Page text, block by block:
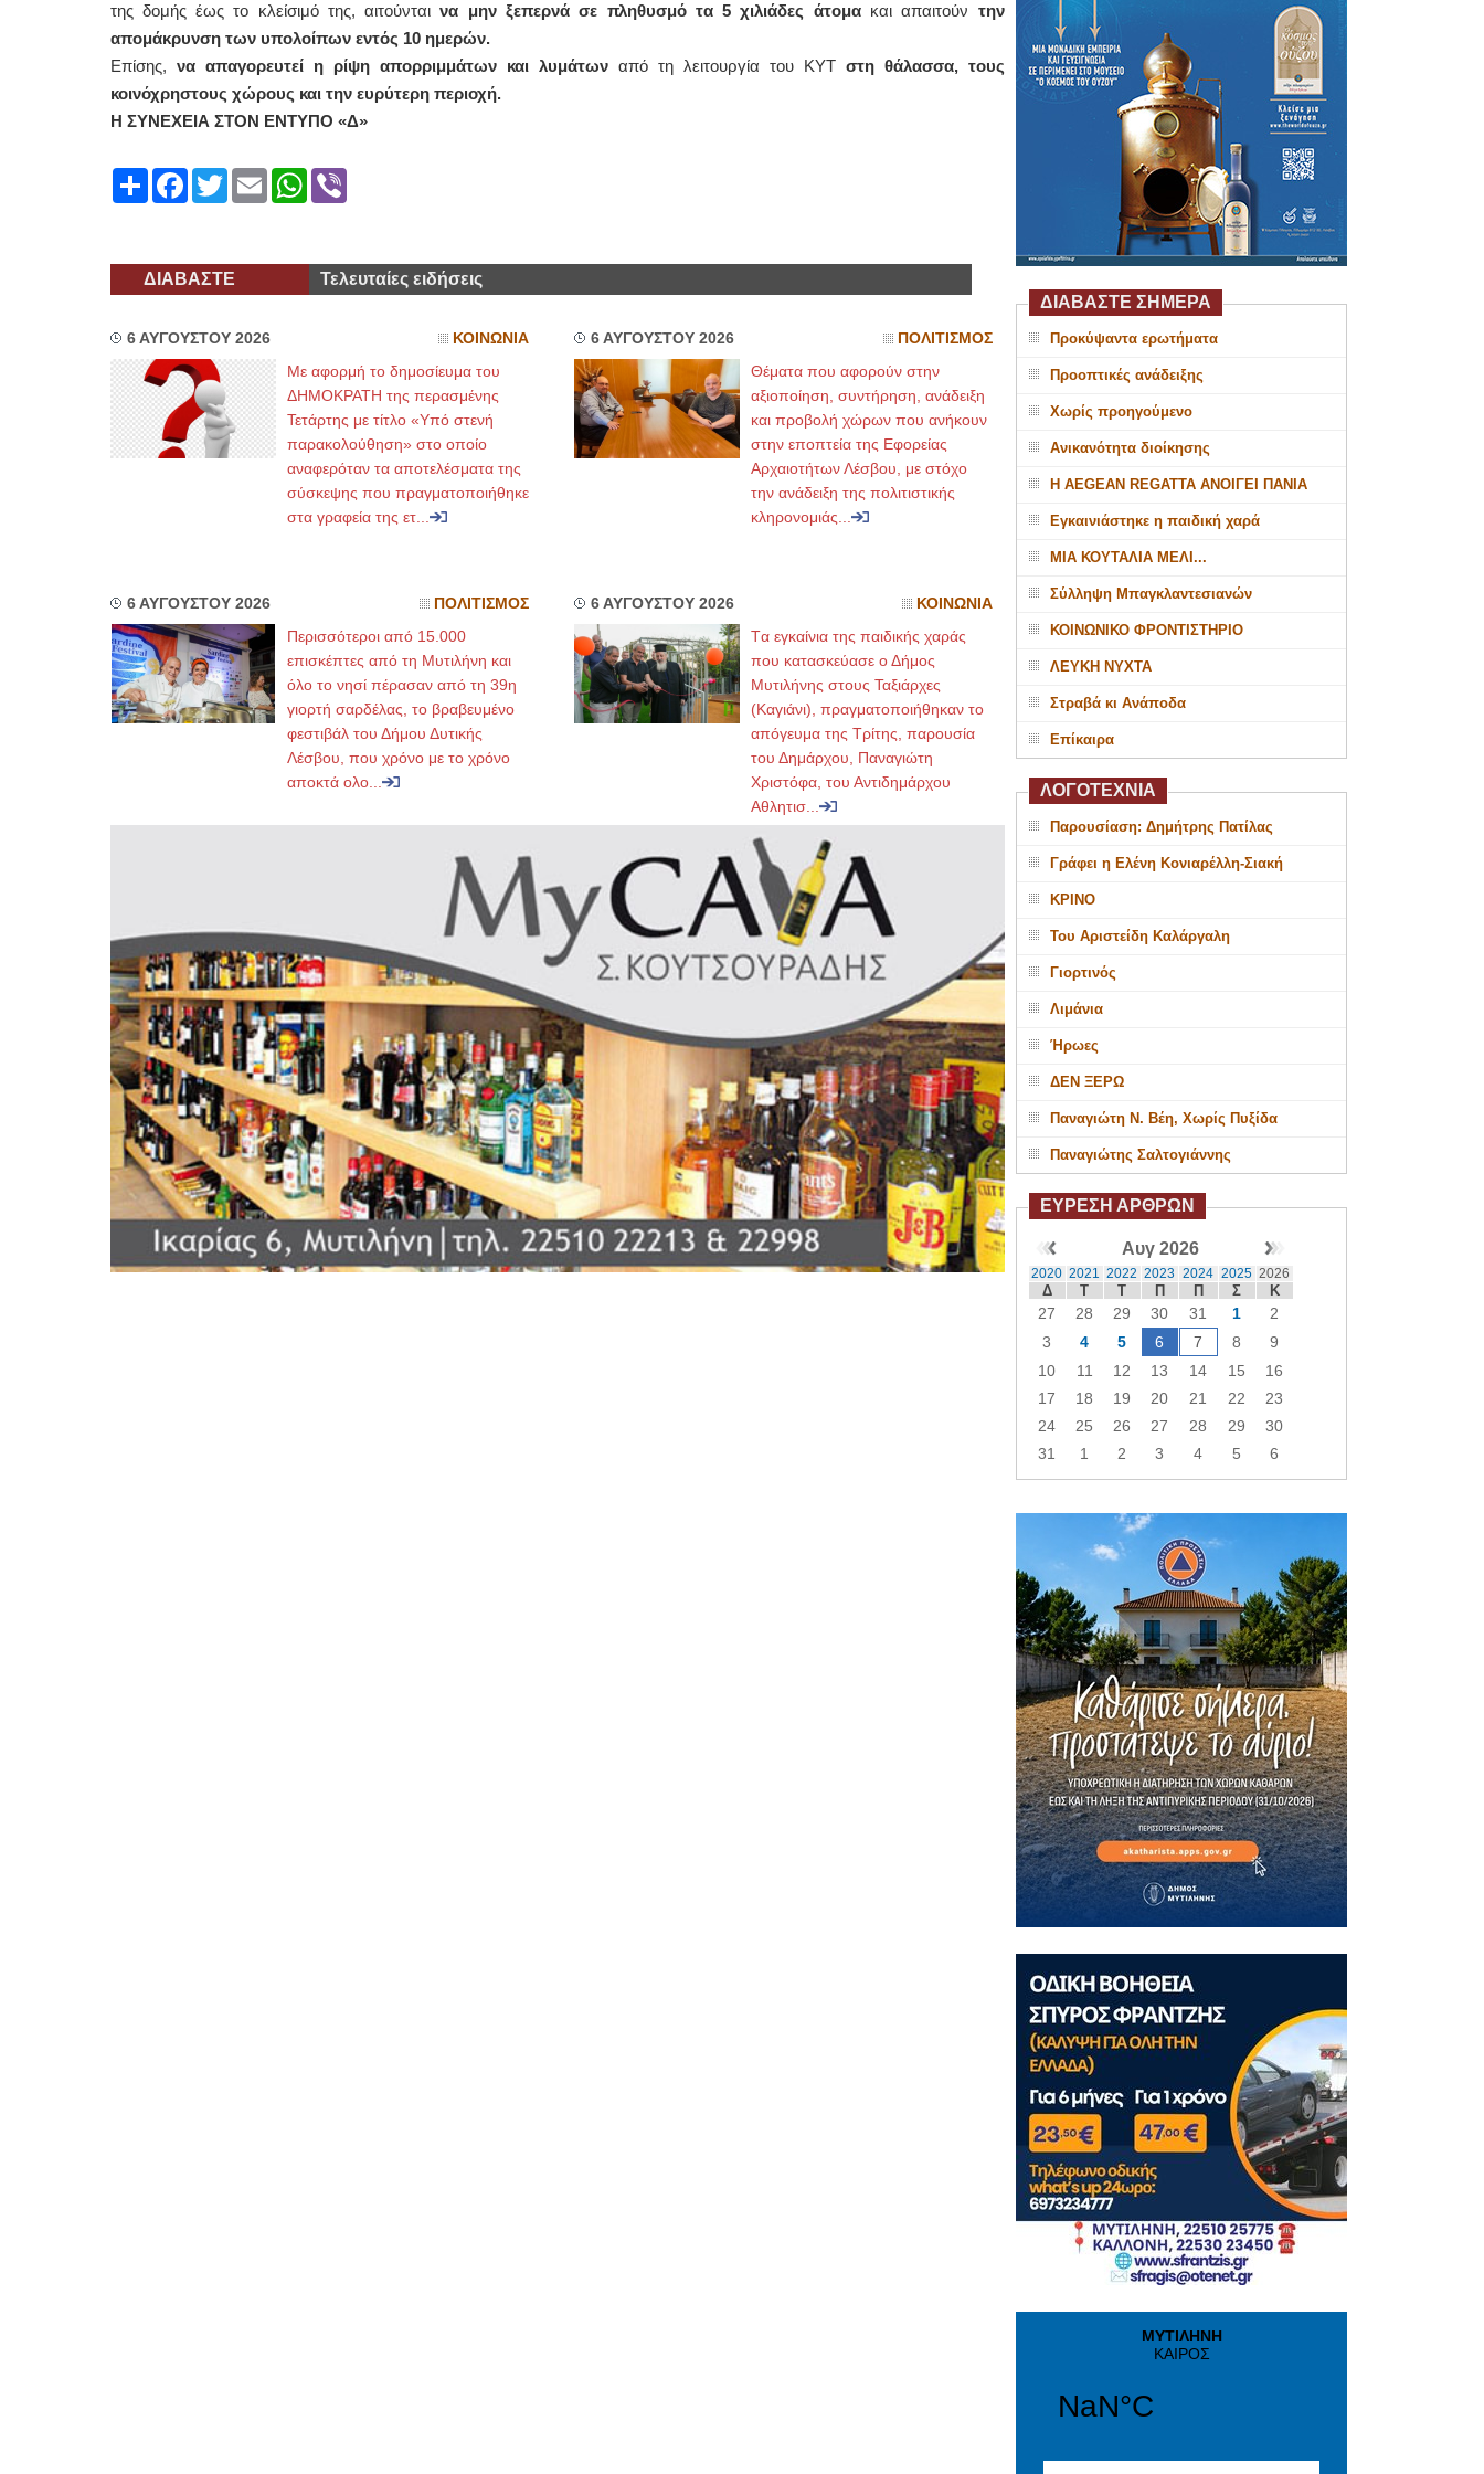
της δομής έως το κλείσιμό της, αιτούνταινα μην ξεπερνά σε πληθυσμό τα 5 χιλιάδες άτομακαι απαιτούν την
απομάκρυνση των υπολοίπων εντός 10 ημερών.
Επίσης, να απαγορευτεί η ρίψη απορριμμάτων και λυμάτωναπό τη λειτουργία του ΚΥΤ στη θάλασσα, τους
κοινόχρηστους χώρους και την ευρύτερη περιοχή.
Η ΣΥΝΕΧΕΙΑ ΣΤΟΝ ΕΝΤΥΠΟ «Δ»
ShareFacebook
TwitterEmailWhatsApp
Viber
ΔΙΑΒΑΣΤΕ Τελευταίες ειδήσεις
6 ΑΥΓΟΥΣΤΟΥ 2026 ΚΟΙΝΩΝΙΑ
Με αφορμή το δημοσίευμα του
ΔΗΜΟΚΡΑΤΗ της περασμένης
Τετάρτης με τίτλο «Υπό στενή
παρακολούθηση» στο οποίο
αναφερόταν τα αποτελέσματα της
σύσκεψης που πραγματοποιήθηκε
στα γραφεία της ετ...
6 ΑΥΓΟΥΣΤΟΥ 2026 ΠΟΛΙΤΙΣΜΟΣ
Θέματα που αφορούν στην
αξιοποίηση, συντήρηση, ανάδειξη
και προβολή χώρων που ανήκουν
στην εποπτεία της Εφορείας
Αρχαιοτήτων Λέσβου, με στόχο
την ανάδειξη της πολιτιστικής
κληρονομιάς...
6 ΑΥΓΟΥΣΤΟΥ 2026 ΠΟΛΙΤΙΣΜΟΣ
Περισσότεροι από 15.000
επισκέπτες από τη Μυτιλήνη και
όλο το νησί πέρασαν από τη 39η
γιορτή σαρδέλας, το βραβευμένο
φεστιβάλ του Δήμου Δυτικής
Λέσβου, που χρόνο με το χρόνο
αποκτά ολο...
6 ΑΥΓΟΥΣΤΟΥ 2026 ΚΟΙΝΩΝΙΑ
Tα εγκαίνια της παιδικής χαράς
που κατασκεύασε ο Δήμος
Μυτιλήνης στους Ταξιάρχες
(Καγιάνι), πραγματοποιήθηκαν το
απόγευμα της Τρίτης, παρουσία
του Δημάρχου, Παναγιώτη
Χριστόφα, του Αντιδημάρχου
Αθλητισ...
ΔΙΑΒΑΣΤΕ ΣΗΜΕΡΑ
Προκύψαντα ερωτήματα
Προοπτικές ανάδειξης
Χωρίς προηγούμενο
Ανικανότητα διοίκησης
Η AEGEAN REGATTA ΑΝΟΙΓΕΙ ΠΑΝΙΑ
Εγκαινιάστηκε η παιδική χαρά
ΜΙΑ ΚΟΥΤΑΛΙΑ ΜΕΛΙ...
Σύλληψη Μπαγκλαντεσιανών
ΚΟΙΝΩΝΙΚΟ ΦΡΟΝΤΙΣΤΗΡΙΟ
ΛΕΥΚΗ ΝΥΧΤΑ
Στραβά κι Ανάποδα
Επίκαιρα
ΛΟΓΟΤΕΧΝΙΑ
Παρουσίαση: Δημήτρης Πατίλας
Γράφει η Ελένη Κονιαρέλλη-Σιακή
ΚΡΙΝΟ
Του Αριστείδη Καλάργαλη
Γιορτινός
Λιμάνια
Ήρωες
ΔΕΝ ΞΕΡΩ
Παναγιώτη Ν. Βέη, Χωρίς Πυξίδα
Παναγιώτης Σαλτογιάννης
ΕΥΡΕΣΗ ΑΡΘΡΩΝ
Αυγ 2026
2020 2021 2022 2023 2024 2025 2026
Δ Τ Τ Π Π Σ Κ
27 28 29 30 31 1
2
3
4 5 6 7 8
9
10
11 12 13 14 15
16
17
18 19 20 21 22
23
24
25 26 27 28 29
30
31
1 2 3 4 5 6